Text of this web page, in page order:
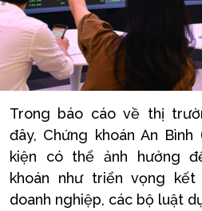
Trong báo cáo về thị
đây, Chứng khoán An
kiện có thể ảnh hưởng
khoán như triển vọng
doanh nghiệp, các bộ luật